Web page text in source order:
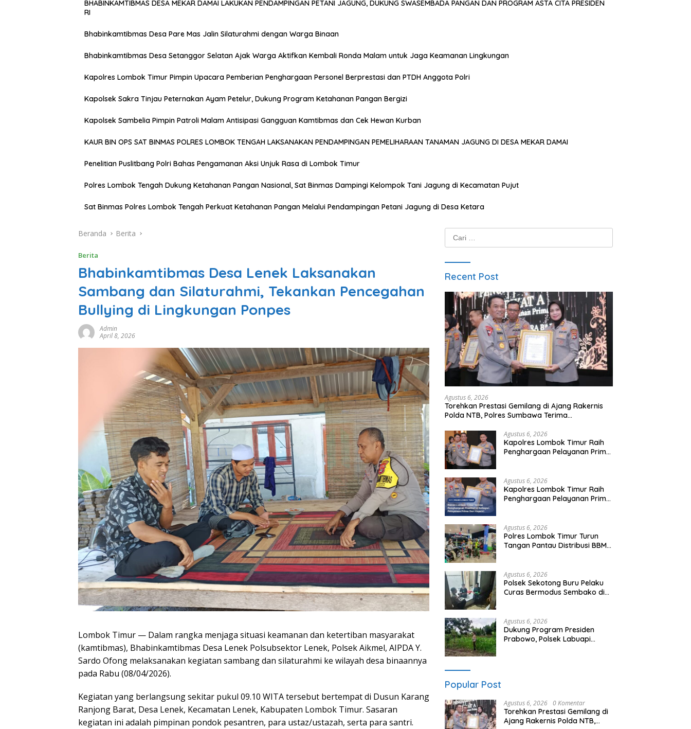
BHABINKAMTIBMAS DESA MEKAR DAMAI LAKUKAN PENDAMPINGAN PETANI JAGUNG, DUKUNG SWASEMBADA PANGAN DAN PROGRAM ASTA CITA PRESIDEN
RI
Bhabinkamtibmas Desa Pare Mas Jalin Silaturahmi dengan Warga Binaan
Bhabinkamtibmas Desa Setanggor Selatan Ajak Warga Aktifkan Kembali Ronda Malam untuk Jaga Keamanan Lingkungan
Kapolres Lombok Timur Pimpin Upacara Pemberian Penghargaan Personel Berprestasi dan PTDH Anggota Polri
Kapolsek Sakra Tinjau Peternakan Ayam Petelur, Dukung Program Ketahanan Pangan Bergizi
Kapolsek Sambelia Pimpin Patroli Malam Antisipasi Gangguan Kamtibmas dan Cek Hewan Kurban
KAUR BIN OPS SAT BINMAS POLRES LOMBOK TENGAH LAKSANAKAN PENDAMPINGAN PEMELIHARAAN TANAMAN JAGUNG DI DESA MEKAR DAMAI
Penelitian Puslitbang Polri Bahas Pengamanan Aksi Unjuk Rasa di Lombok Timur
Polres Lombok Tengah Dukung Ketahanan Pangan Nasional, Sat Binmas Dampingi Kelompok Tani Jagung di Kecamatan Pujut
Sat Binmas Polres Lombok Tengah Perkuat Ketahanan Pangan Melalui Pendampingan Petani Jagung di Desa Ketara
Beranda Berita
Berita
Bhabinkamtibmas Desa Lenek Laksanakan
Sambang dan Silaturahmi, Tekankan Pencegahan
Bullying di Lingkungan Ponpes
Admin
April 8, 2026
Lombok Timur — Dalam rangka menjaga situasi keamanan dan ketertiban masyarakat
(kamtibmas), Bhabinkamtibmas Desa Lenek Polsubsektor Lenek, Polsek Aikmel, AIPDA Y.
Sardo Ofong melaksanakan kegiatan sambang dan silaturahmi ke wilayah desa binaannya
pada Rabu (08/04/2026).
Kegiatan yang berlangsung sekitar pukul 09.10 WITA tersebut bertempat di Dusun Karang
Ranjong Barat, Desa Lenek, Kecamatan Lenek, Kabupaten Lombok Timur. Sasaran
kegiatan ini adalah pimpinan pondok pesantren, para ustaz/ustazah, serta para santri.
Cari
untuk:
Recent Post
Agustus 6, 2026
Torehkan Prestasi Gemilang di Ajang Rakernis
Polda NTB, Polres Sumbawa Terima
Agustus 6, 2026
Kapolres Lombok Timur Raih
Penghargaan Pelayanan Prima
Agustus 6, 2026
Kapolres Lombok Timur Raih
Penghargaan Pelayanan Prima
Agustus 6, 2026
Polres Lombok Timur Turun
Tangan Pantau Distribusi BBM,
Agustus 6, 2026
Polsek Sekotong Buru Pelaku
Curas Bermodus Sembako di
Agustus 6, 2026
Dukung Program Presiden
Prabowo, Polsek Labuapi
Popular Post
Agustus 6, 2026 0 Komentar
Torehkan Prestasi Gemilang di
Ajang Rakernis Polda NTB,